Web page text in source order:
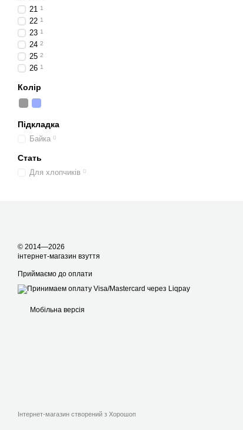
21 1
22 1
23 1
24 2
25 2
26 1
Колір
Підкладка
Байка 0
Стать
Для хлопчиків 0
© 2014—2026
інтернет-магазин взуття
Приймаємо до оплати
Мобільна версія
Інтернет-магазин створений з Хорошоп